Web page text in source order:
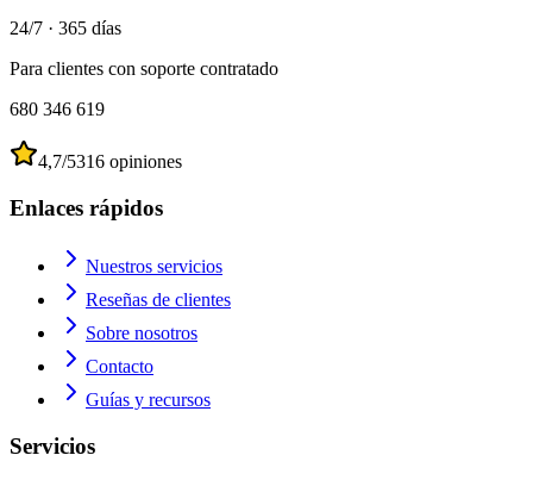
24/7 · 365 días
Para clientes con soporte contratado
680 346 619
4,7/5316 opiniones
Enlaces rápidos
Nuestros servicios
Reseñas de clientes
Sobre nosotros
Contacto
Guías y recursos
Servicios